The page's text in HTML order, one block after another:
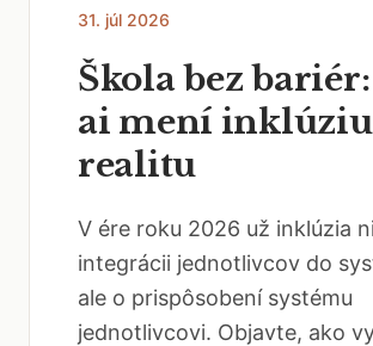
31. júl 2026
Škola bez
ai mení
realitu
V ére roku 2026 už inklúzia
integrácii jednotlivcov do
ale o prispôsobení systému
jednotlivcovi. Objavte, ako